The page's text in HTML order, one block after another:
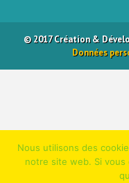
© 2017 Création &
Données
Nous utilisons des
notre site web. Si